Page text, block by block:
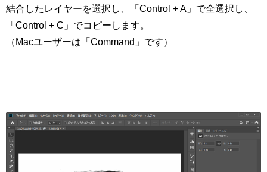
結合したレイヤーを選択し、「Control + A」で全選択し、
「Control + C」でコピーします。
（Macユーザーは「Command」です）